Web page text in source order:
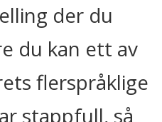
der du
du kan ett av
flerspråklige
stappfull, så